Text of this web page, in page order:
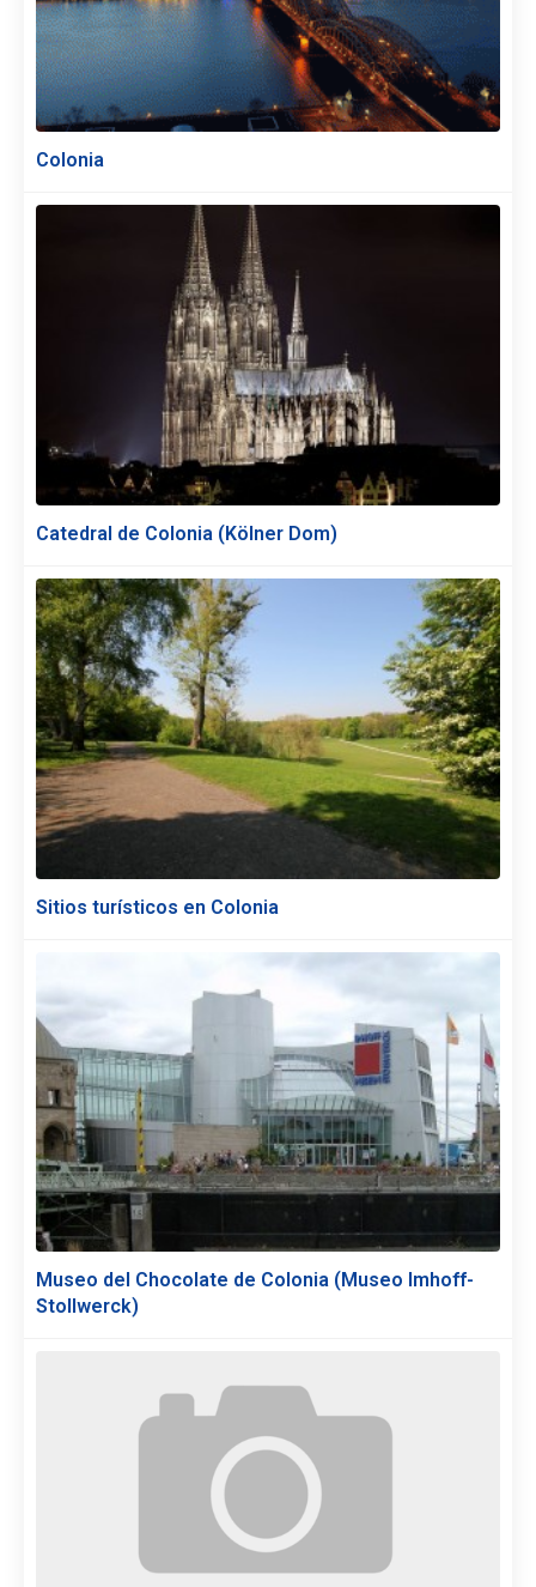
Colonia
Catedral de Colonia (Kölner Dom)
Sitios turísticos en Colonia
Museo del Chocolate de Colonia (Museo Imhoff-
Stollwerck)